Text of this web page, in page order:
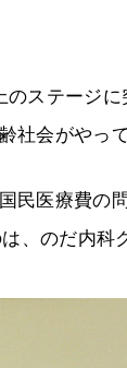
ステージ
社会がやっ
民医療費の
、のだ内科